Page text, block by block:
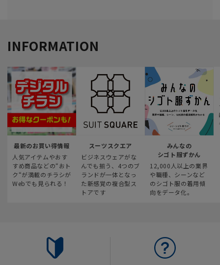
INFORMATION
最新のお買い得情報
人気アイテムやおす
すめ商品などの“おト
ク“が満載のチラシが
Webでも見られる！
スーツスクエア
ビジネスウェアがな
んでも揃う、4つのブ
ランドが一体となっ
た新感覚の複合型ス
トアです
みんなの
シゴト服ずかん
12,000人以上の業界
や職種、シーンなど
のシゴト服の着用傾
向をデータ化。